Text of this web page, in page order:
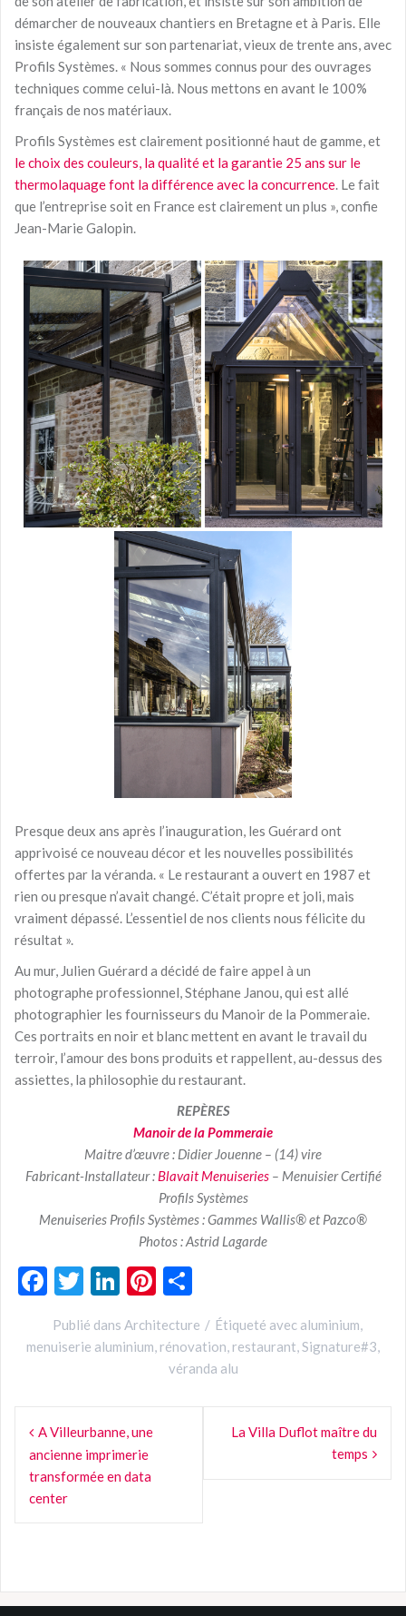
démarcher de nouveaux chantiers en Bretagne et à Paris. Elle
insiste également sur son partenariat, vieux de trente ans, avec
Profils Systèmes. « Nous sommes connus pour des ouvrages
techniques comme celui-là. Nous mettons en avant le 100%
français de nos matériaux.
Profils Systèmes est clairement positionné haut de gamme, et
le choix des couleurs, la qualité et la garantie 25 ans sur le
thermolaquage font la différence avec la concurrence. Le fait
que l’entreprise soit en France est clairement un plus », confie
Jean-Marie Galopin.
Presque deux ans après l’inauguration, les Guérard ont
apprivoisé ce nouveau décor et les nouvelles possibilités
offertes par la véranda. « Le restaurant a ouvert en 1987 et
rien ou presque n’avait changé. C’était propre et joli, mais
vraiment dépassé. L’essentiel de nos clients nous félicite du
résultat ».
Au mur, Julien Guérard a décidé de faire appel à un
photographe professionnel, Stéphane Janou, qui est allé
photographier les fournisseurs du Manoir de la Pommeraie.
Ces portraits en noir et blanc mettent en avant le travail du
terroir, l’amour des bons produits et rappellent, au-dessus des
assiettes, la philosophie du restaurant.
REPÈRES
Manoir de la Pommeraie
Maitre d’œuvre : Didier Jouenne – (14) vire
Fabricant-Installateur : Blavait Menuiseries– Menuisier Certifié
Profils Systèmes
Menuiseries Profils Systèmes : Gammes Wallis® et Pazco®
Photos : Astrid Lagarde
F
e
o
k
T
itt
Li
ke
Pi
er
es
ta
g
Publié dans Architecture Étiqueté avec aluminium,
menuiserie aluminium, rénovation, restaurant,Signature#3,
véranda alu
Navigation
de
l’article
A Villeurbanne, une
ancienne imprimerie
transformée en data
center
La Villa Duflot maître du
temps